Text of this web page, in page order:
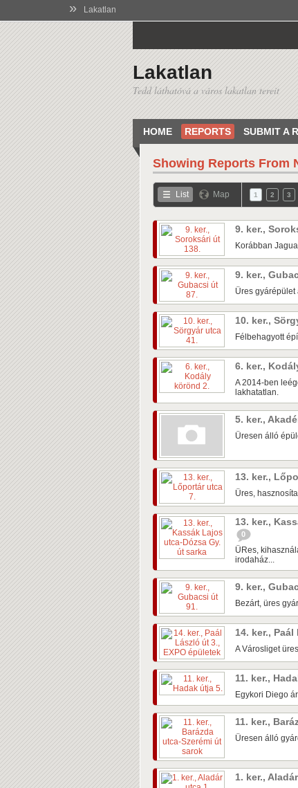
» Lakatlan
Lakatlan
Tedd láthatóvá a város lakatlan tereit
HOME REPORTS SUBMIT A
Showing Reports From
List Map 1 2 3
9. ker.,
Korábban
9. ker.,
Üres gyárépület
10. ker.,
Félbehagyott
6. ker.,
A 2014-ben
lakhatatlan.
5. ker.,
Üresen álló
13. ker.,
Üres,
13. ker.,
0
ÜRes,
irodaház...
9. ker.,
Bezárt, üres
14. ker.,
A Városliget
11. ker.,
Egykori Diego
11. ker.,
Üresen álló
1. ker.,